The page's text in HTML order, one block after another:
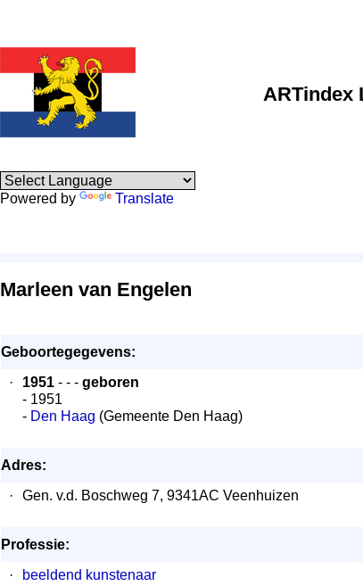
ARTindex
Powered by Translate
Marleen van Engelen
Geboortegegevens:
·
1951 - - - geboren
- 1951
- Den Haag (Gemeente Den Haag)
Adres:
·
Gen. v.d. Boschweg 7, 9341AC Veenhuizen
Professie:
·
beeldend kunstenaar